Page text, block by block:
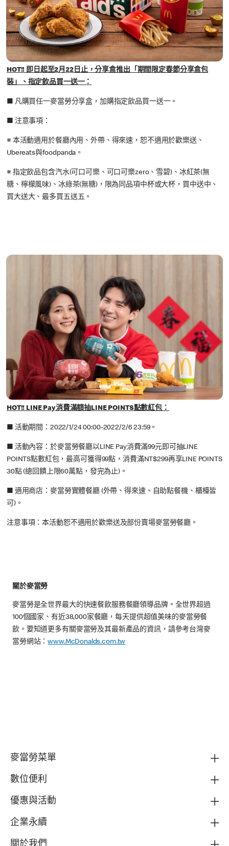
HOT!! 即日起至2月22日止，分享盒推出「期間限定春節分享盒包
裝」、指定飲品買一送一：
■ 凡購買任一麥當勞分享盒，加購指定飲品買一送一。
■ 注意事項：
※ 本活動適用於餐廳內用、外帶、得來速，恕不適用於歡樂送、
Ubereats與foodpanda。
※ 指定飲品包含汽水(可口可樂、可口可樂zero、雪碧)、冰紅茶(無
糖、檸檬風味)、冰綠茶(無糖)，限為同品項中杯或大杯，買中送中、
買大送大、最多買五送五。
HOT!! LINE Pay消費滿額抽LINE POINTS點數紅包：
■ 活動期間：2022/1/24 00:00-2022/2/6 23:59。
■ 活動內容：於麥當勞餐廳以LINE Pay消費滿99元即可抽LINE
POINTS點數紅包，最高可獲得99點，消費滿NT$299再享LINE POINTS
30點 (總回饋上限60萬點，發完為止)。
■ 適用商店：麥當勞實體餐廳 (外帶、得來速、自助點餐機、櫃檯皆
可)。
注意事項：本活動恕不適用於歡樂送及部份賣場麥當勞餐廳。
關於麥當勞
麥當勞是全世界最大的快速餐飲服務餐廳領導品牌。全世界超過
100個國家、有近38,000家餐廳，每天提供超值美味的麥當勞餐
飲。要知道更多有關麥當勞及其最新產品的資訊，請參考台灣麥
當勞網站：www.McDonalds.com.tw
麥當勞菜單
數位便利
優惠與活動
企業永續